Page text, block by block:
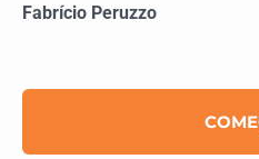
Fabrício Peruzzo